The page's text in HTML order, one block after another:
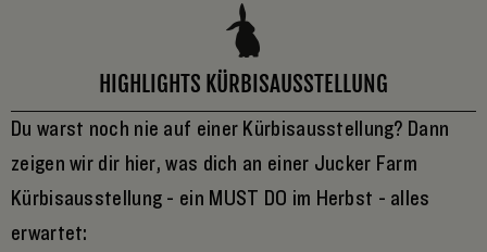
HIGHLIGHTS KÜRBISAUSSTELLUNG
Du warst noch nie auf einer Kürbisausstellung? Dann
zeigen wir dir hier, was dich an einer Jucker Farm
Kürbisausstellung - ein MUST DO im Herbst - alles
erwartet: